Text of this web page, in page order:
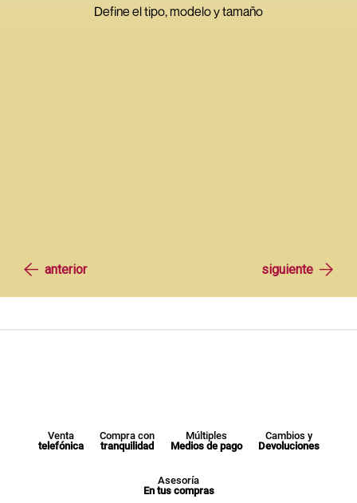
Venta
telefónica
Compra con
tranquilidad
Múltiples
Medios de pago
Cambios y
Devoluciones
Asesoría
En tus compras